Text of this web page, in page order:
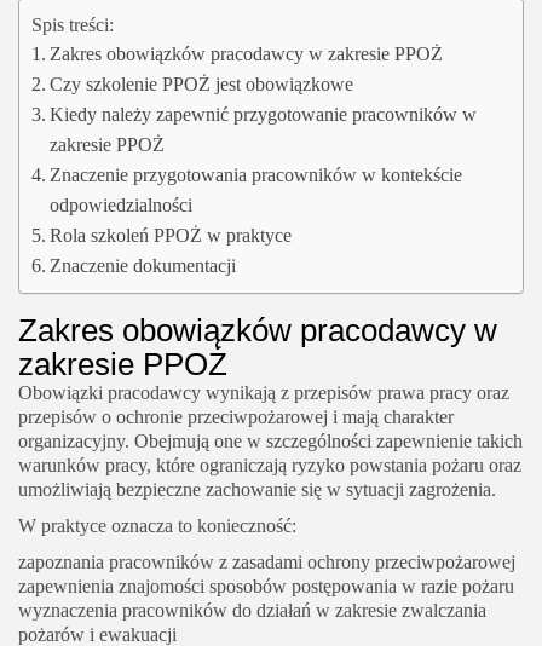
Spis treści:
Zakres obowiązków pracodawcy w zakresie PPOŻ
Czy szkolenie PPOŻ jest obowiązkowe
Kiedy należy zapewnić przygotowanie pracowników w
zakresie PPOŻ
Znaczenie przygotowania pracowników w kontekście
odpowiedzialności
Rola szkoleń PPOŻ w praktyce
Znaczenie dokumentacji
Zakres obowiązków pracodawcy w
zakresie PPOŻ
Obowiązki pracodawcy wynikają z przepisów prawa pracy oraz
przepisów o ochronie przeciwpożarowej i mają charakter
organizacyjny. Obejmują one w szczególności zapewnienie takich
warunków pracy, które ograniczają ryzyko powstania pożaru oraz
umożliwiają bezpieczne zachowanie się w sytuacji zagrożenia.
W praktyce oznacza to konieczność:
zapoznania pracowników z zasadami ochrony przeciwpożarowej
zapewnienia znajomości sposobów postępowania w razie pożaru
wyznaczenia pracowników do działań w zakresie zwalczania
pożarów i ewakuacji